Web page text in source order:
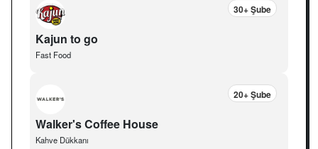
Kajun to go
Fast Food
30+ Şube
Walker's Coffee House
Kahve Dükkanı
20+ Şube